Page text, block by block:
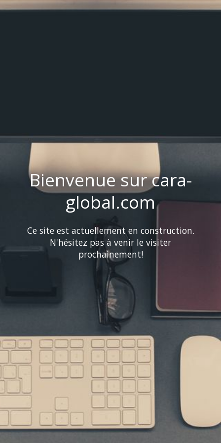
Bienvenue sur cara-
global.com
Ce site est actuellement en construction.
N'hésitez pas à venir le visiter
prochainement!